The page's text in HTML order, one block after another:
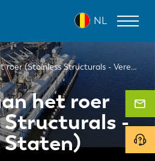
NL
(Stainless Structurals - Verenigde Staten)
het roer
Structurals -
Staten)